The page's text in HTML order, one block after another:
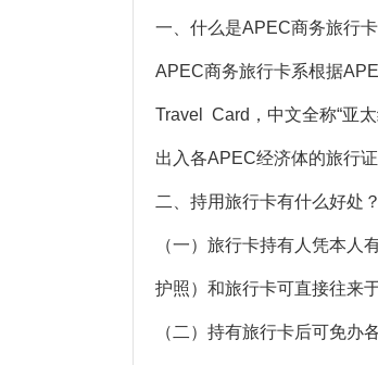
一、什么是APEC商务旅行卡
APEC商务旅行卡系根据
Travel Card，中文全称“亚
出入各APEC经济体的旅行证
二、持用旅行卡有什么好处？
（一）旅行卡持有人凭本人
护照）和旅行卡可直接往来
（二）持有旅行卡后可免